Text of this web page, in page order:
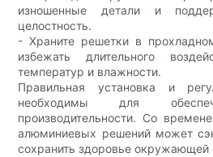
изношенные детали и
целостность.
- Храните решетки в
избежать длительного
температур и влажности.
Правильная установка и
необходимы для
производительности. Со
алюминиевых решений может
сохранить здоровье окружающей